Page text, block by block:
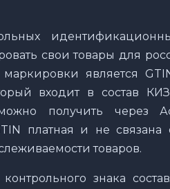
свои товары для
маркировки является
входит в состав
можно получить через
платная и не
товаров.
знака